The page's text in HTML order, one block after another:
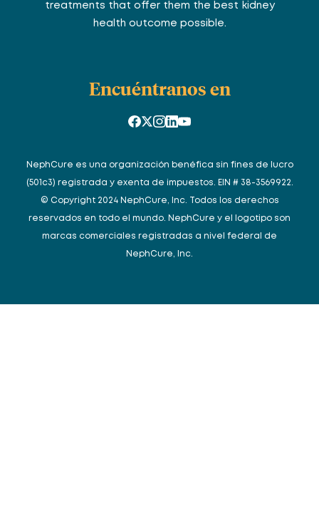
treatments that offer them the best kidney
health outcome possible.
Encuéntranos en
NephCure es una organización benéfica sin fines de lucro
(501c3) registrada y exenta de impuestos. EIN # 38-3569922.
© Copyright 2024 NephCure, Inc. Todos los derechos
reservados en todo el mundo. NephCure y el logotipo son
marcas comerciales registradas a nivel federal de
NephCure, Inc.